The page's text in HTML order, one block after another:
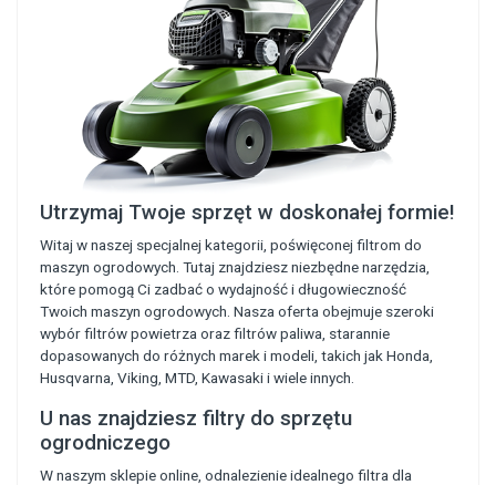
Utrzymaj Twoje sprzęt w doskonałej formie!
Witaj w naszej specjalnej kategorii, poświęconej filtrom do
maszyn ogrodowych. Tutaj znajdziesz niezbędne narzędzia,
które pomogą Ci zadbać o wydajność i długowieczność
Twoich maszyn ogrodowych. Nasza oferta obejmuje szeroki
wybór filtrów powietrza oraz filtrów paliwa, starannie
dopasowanych do różnych marek i modeli, takich jak Honda,
Husqvarna, Viking, MTD, Kawasaki i wiele innych.
U nas znajdziesz filtry do sprzętu
ogrodniczego
W naszym sklepie online, odnalezienie idealnego filtra dla